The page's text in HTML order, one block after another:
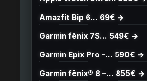
Amazfit Bip 6… 69€ →
Garmin fēnix 7S… 549€ →
Garmin Epix Pro -… 590€ →
Garmin fēnix® 8 –… 855€ →